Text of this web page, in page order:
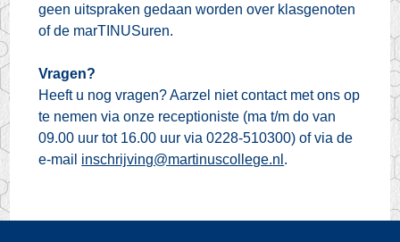
geen uitspraken gedaan worden over klasgenoten
of de marTINUSuren.
Vragen?
Heeft u nog vragen? Aarzel niet contact met ons op
te nemen via onze receptioniste (ma t/m do van
09.00 uur tot 16.00 uur via 0228-510300) of via de
e-mail inschrijving@martinuscollege.nl .